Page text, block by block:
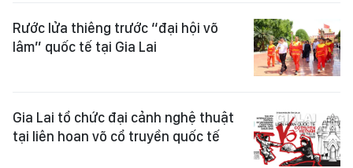
Rước lửa thiêng trước “đại hội võ
lâm” quốc tế tại Gia Lai
Gia Lai tổ chức đại cảnh nghệ thuật
tại liên hoan võ cổ truyền quốc tế